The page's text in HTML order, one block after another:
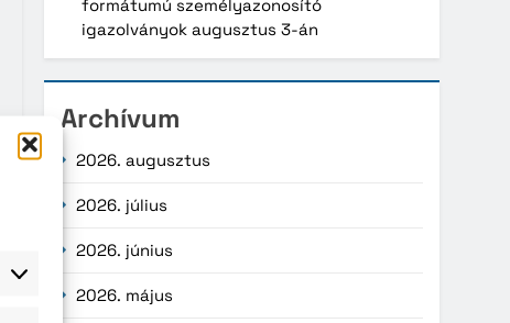
formátumú személyazonosító
igazolványok augusztus 3-án
Archívum
2026. augusztus
2026. július
2026. június
2026. május